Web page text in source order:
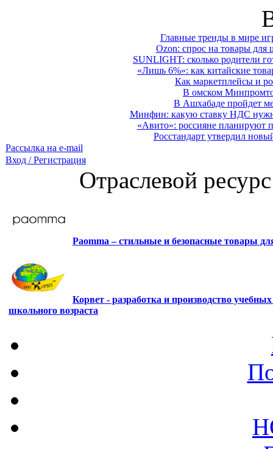
Главные тренды в мире
Ozon: спрос на товары для
SUNLIGHT: сколько родители
«Лишь 6%»: как китайские
Как маркетплейсы и
В омском
В Ашхабаде пройдет
Минфин: какую ставку НДС
«Авито»: россияне планируют
Росстандарт утвердил
Рассылка на e-mail
Вход / Регистрация
Отраслевой
Paomma – стильные и безопасные товары
Корвет - разработка и производство
школьного возраста